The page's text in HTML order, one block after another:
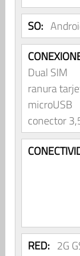
SO:
Dual SIM
ranura
microUSB
conector
RED: 2G